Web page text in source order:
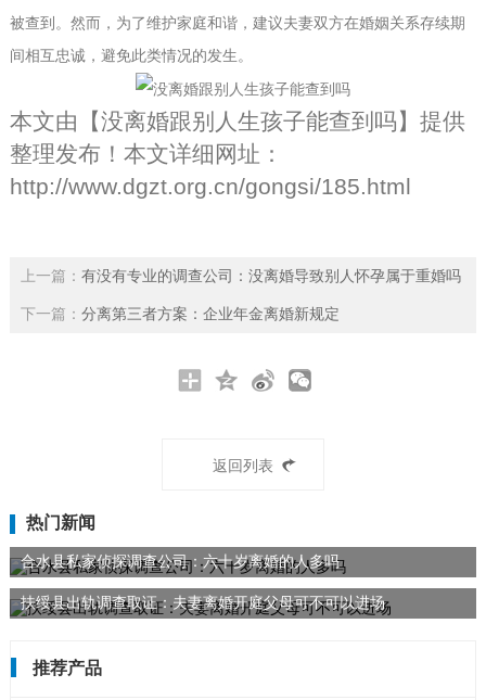
被查到。然而，为了维护家庭和谐，建议夫妻双方在婚姻关系存续期
间相互忠诚，避免此类情况的发生。
本文由【没离婚跟别人生孩子能查到吗】提供
整理发布！本文详细网址：
http://www.dgzt.org.cn/gongsi/185.html
上一篇： 有没有专业的调查公司：没离婚导致别人怀孕属于重婚吗
下一篇： 分离第三者方案：企业年金离婚新规定
返回列表
热门新闻
合水县私家侦探调查公司：六十岁离婚的人多吗
扶绥县出轨调查取证：夫妻离婚开庭父母可不可以进场
推荐产品